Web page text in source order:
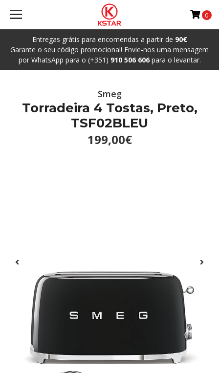
Entregas grátis para encomendas a partir de 90€
Garante o seu código promocional! Envie-nos uma mensagem
por WhatsApp para o (+351) 910 506 606para o levantar.
0
Smeg
Torradeira 4 Tostas, Preto,
TSF02BLEU
199,00€